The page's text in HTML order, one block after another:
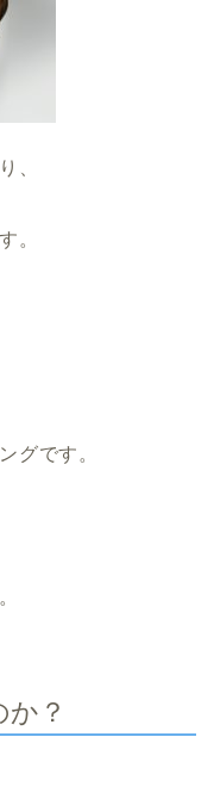
、
。
グです。
？